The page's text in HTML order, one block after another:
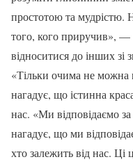
простотою та мудрістю.
того, кого приручив», —
відноситися до інших зі
«Тільки очима не
нагадує, що істинна
нас. «Ми відповідаємо
нагадує, що ми
хто залежить від нас.